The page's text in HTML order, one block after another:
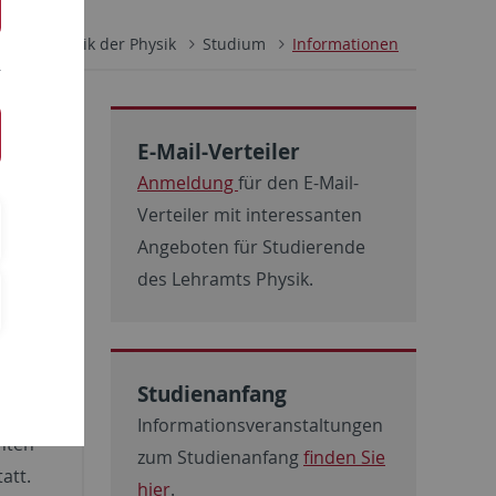
AG Didaktik der Physik Studium Informationen
E-Mail-Verteiler
Anmeldungfür den E-Mail-
Verteiler mit interessanten
Angeboten für Studierende
des Lehramts Physik.
Studienanfang
Informationsveranstaltungen
zum Studienanfangfinden Sie
hier.